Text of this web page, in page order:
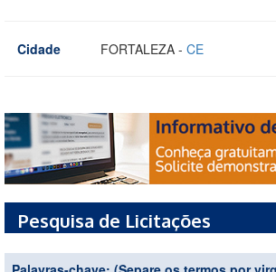
Cidade FORTALEZA - CE
Pesquisa de Licitações